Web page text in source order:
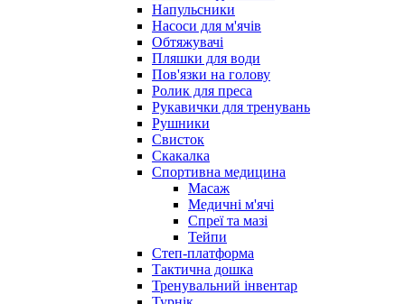
Напульсники
Насоси для м'ячів
Обтяжувачі
Пляшки для води
Пов'язки на голову
Ролик для преса
Рукавички для тренувань
Рушники
Свисток
Скакалка
Спортивна медицина
Масаж
Медичні м'ячі
Спреї та мазі
Тейпи
Степ-платформа
Тактична дошка
Тренувальний інвентар